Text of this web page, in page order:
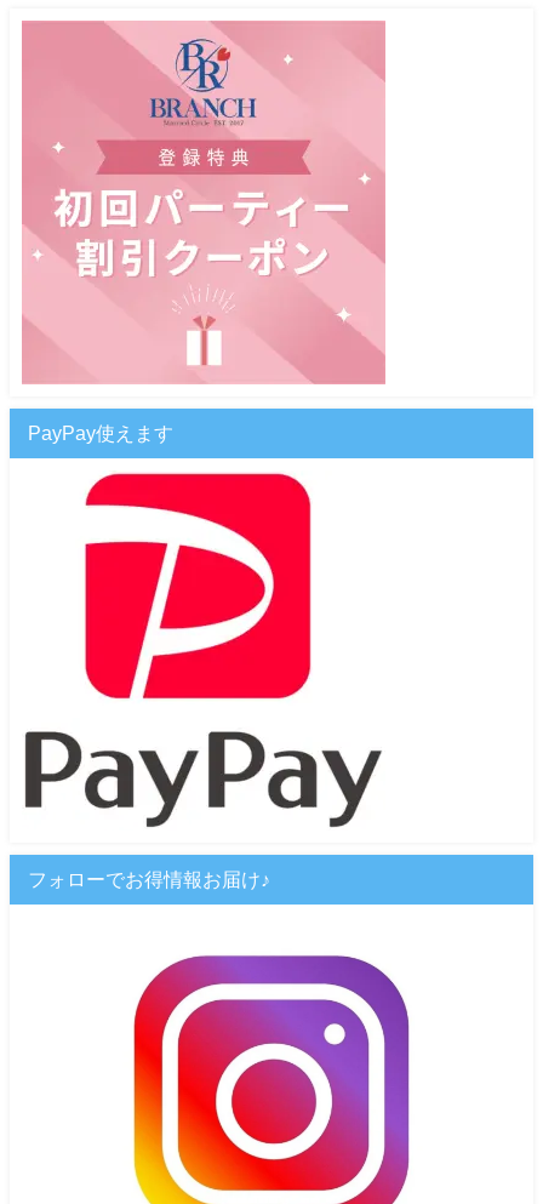
PayPay使えます
フォローでお得情報お届け♪